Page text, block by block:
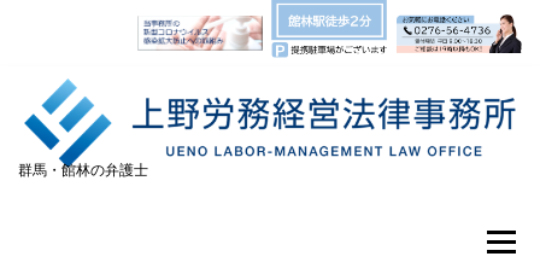
コンテンツへスキップ
群馬・館林の弁護士
メニュー